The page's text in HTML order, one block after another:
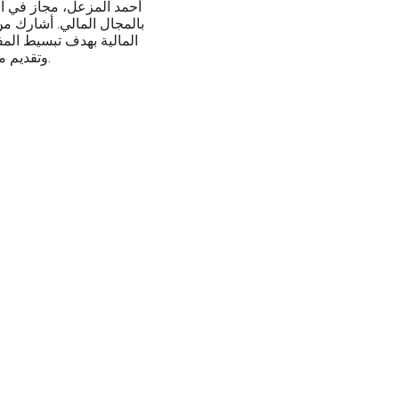
أحمد المزعل، مجاز
بالمجال المالي. أشارك
المالية بهدف تبسيط
وتقديم محتوى موثوق يساعد على بناء وعي مالي حقيقي.